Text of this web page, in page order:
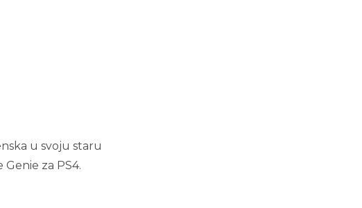
u svoju staru
za PS4.